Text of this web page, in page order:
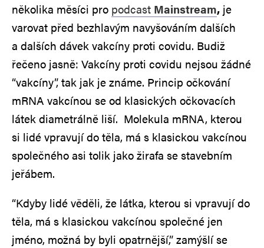
několika měsíci pro podcast Mainstream, je
varovat před bezhlavým navyšováním dalších
a dalších dávek vakcíny proti covidu. Budiž
řečeno jasně: Vakcíny proti covidu nejsou žádné
“vakcíny”, tak jak je známe. Princip očkování
mRNA vakcínou se od klasických očkovacích
látek diametrálně liší. Molekula mRNA, kterou
si lidé vpravují do těla, má s klasickou vakcínou
společného asi tolik jako žirafa se stavebním
jeřábem.
“Kdyby lidé věděli, že látka, kterou si vpravují do
těla, má s klasickou vakcínou společné jen
jméno, možná by byli opatrnější,” zamýšlí se